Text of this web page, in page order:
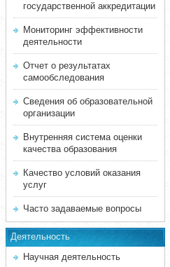
государственной аккредитации
Мониторинг эффективности
деятельности
Отчет о результатах
самообследования
Сведения об образовательной
организации
Внутренняя система оценки
качества образования
Качество условий оказания
услуг
Часто задаваемые вопросы
Деятельность
Научная деятельность